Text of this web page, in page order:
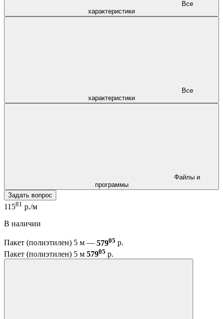
характеристики
характеристики
программы
Задать вопрос
11581 р./м
В наличии
Пакет (полиэтилен) 5 м — 57905 р.
Пакет (полиэтилен) 5 м 57905 р.